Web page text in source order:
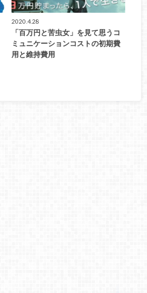
2020.4.28
「百万円と苦虫女」を見て思うコ
ミュニケーションコストの初期費
用と維持費用